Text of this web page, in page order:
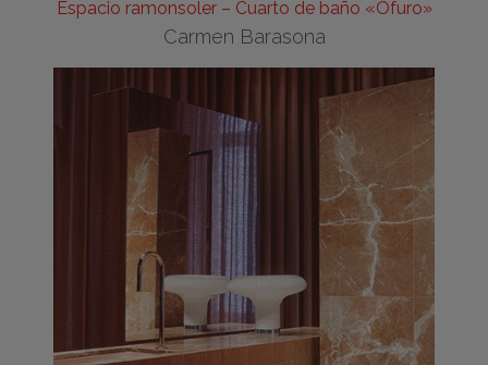
Espacio ramonsoler – Cuarto de baño «Ofuro»
Carmen Barasona